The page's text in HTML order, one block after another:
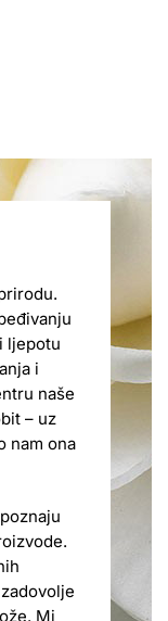
ljepotu
i
naše
– uz
nam ona
Mi